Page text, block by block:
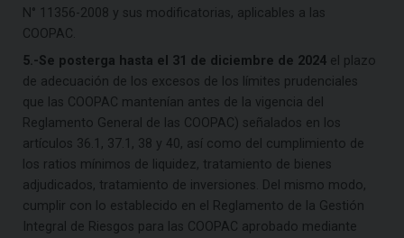
N° 11356-2008 y sus modificatorias, aplicables a las
COOPAC.
5.-Se posterga hasta el 31 de diciembre de 2024 el plazo
de adecuación de los excesos de los límites prudenciales
que las COOPAC mantenían antes de la vigencia del
Reglamento General de las COOPAC) señalados en los
artículos 36.1, 37.1, 38 y 40, así como del cumplimiento de
los ratios mínimos de liquidez, tratamiento de bienes
adjudicados, tratamiento de inversiones. Del mismo modo,
cumplir con lo establecido en el Reglamento de la Gestión
Integral de Riesgos para las COOPAC aprobado mediante